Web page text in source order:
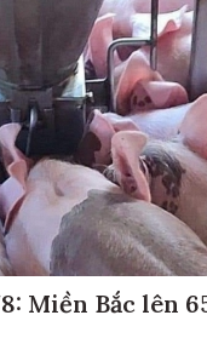
Miền Bắc lên